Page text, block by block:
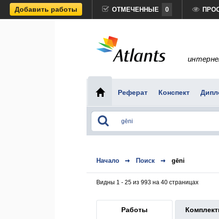
Добавить работы ОТМЕЧЕННЫЕ 0
Реферат Конспект
Начало Поиск gēni
Видны 1 - 25 из 993 на 40 страницах
Работы